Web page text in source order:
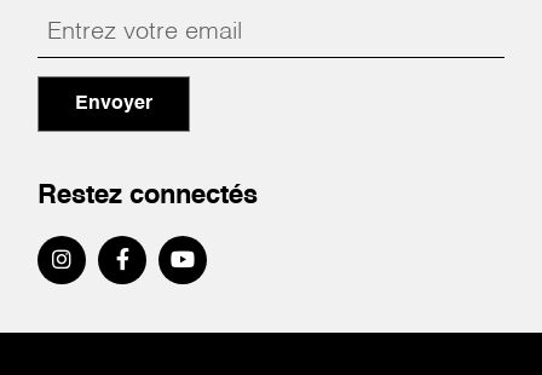
Envoyer
Restez connectés